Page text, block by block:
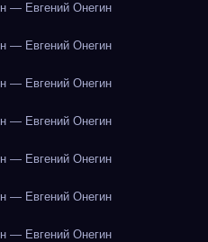
— Евгений Онегин
— Евгений Онегин
— Евгений Онегин
— Евгений Онегин
— Евгений Онегин
— Евгений Онегин
— Евгений Онегин